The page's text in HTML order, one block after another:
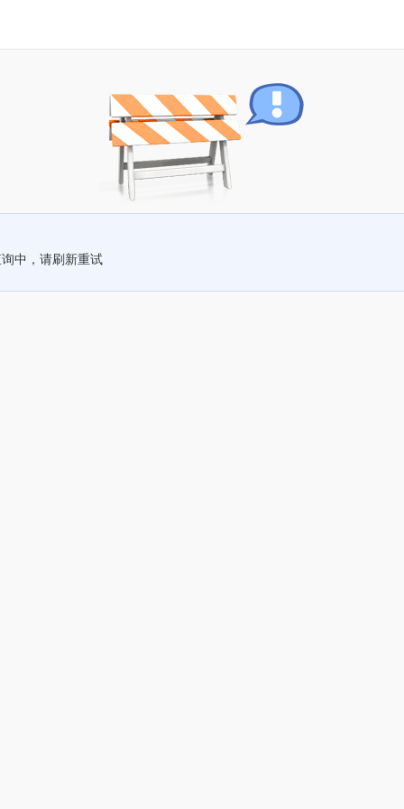
中，请刷新重试